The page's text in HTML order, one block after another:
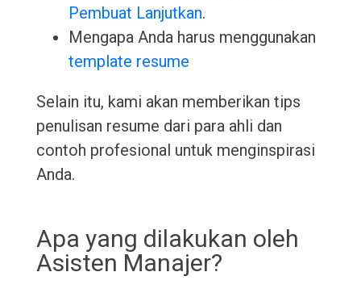
Pembuat Lanjutkan.
Mengapa Anda harus menggunakan
template resume
Selain itu, kami akan memberikan tips
penulisan resume dari para ahli dan
contoh profesional untuk menginspirasi
Anda.
Apa yang dilakukan oleh
Asisten Manajer?